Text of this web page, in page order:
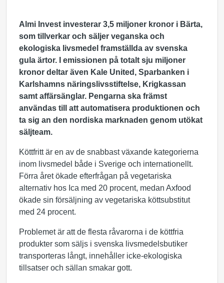
Almi Invest investerar 3,5 miljoner kronor i Bärta,
som tillverkar och säljer veganska och
ekologiska livsmedel framställda av svenska
gula ärtor. I emissionen på totalt sju miljoner
kronor deltar även Kale United, Sparbanken i
Karlshamns näringslivsstiftelse, Krigkassan
samt affärsänglar. Pengarna ska främst
användas till att automatisera produktionen och
ta sig an den nordiska marknaden genom utökat
säljteam.
Köttfritt är en av de snabbast växande kategorierna
inom livsmedel både i Sverige och internationellt.
Förra året ökade efterfrågan på vegetariska
alternativ hos Ica med 20 procent, medan Axfood
ökade sin försäljning av vegetariska köttsubstitut
med 24 procent.
Problemet är att de flesta råvarorna i de köttfria
produkter som säljs i svenska livsmedelsbutiker
transporteras långt, innehåller icke-ekologiska
tillsatser och sällan smakar gott.